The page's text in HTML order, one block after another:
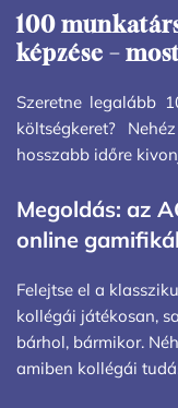
100
képzése –
Szeretne legalább
költségkeret?
hosszabb időre
Megoldás: az
online
Felejtse el a
kollégái játékosan,
bárhol, bármikor.
amiben kollégái